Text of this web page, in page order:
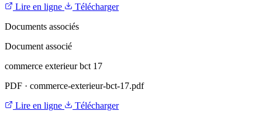
Lire en ligne
Télécharger
Documents associés
Document associé
commerce exterieur bct 17
PDF · commerce-exterieur-bct-17.pdf
Lire en ligne
Télécharger